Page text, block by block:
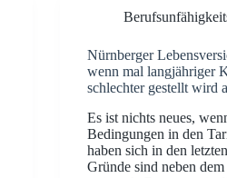
Nürnberger
wenn mal langjähriger
schlechter gestellt wird
Es ist nichts neues,
Bedingungen in den
haben sich in den
Gründe sind neben